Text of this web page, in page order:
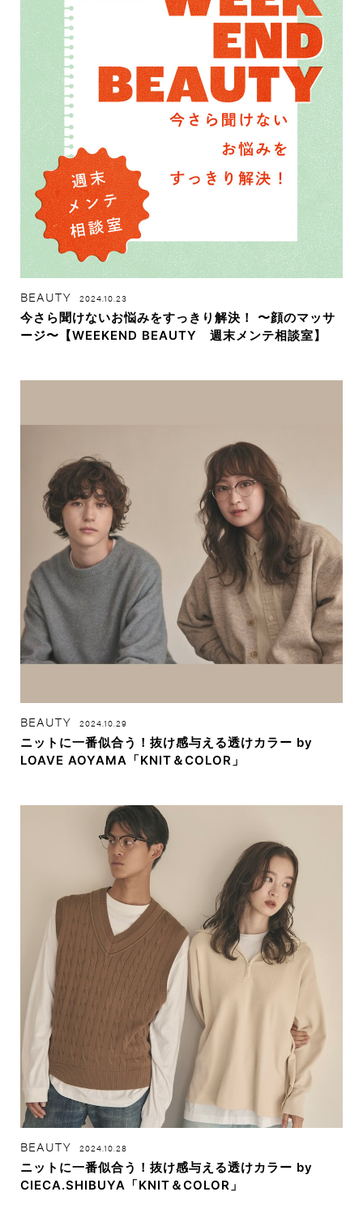
BEAUTY 2024.10.23
今さら聞けないお悩みをすっきり解決！ 〜顔のマッサ
ージ〜【WEEKEND BEAUTY 週末メンテ相談室】
BEAUTY 2024.10.29
ニットに一番似合う！抜け感与える透けカラー by
LOAVE AOYAMA「KNIT＆COLOR」
BEAUTY 2024.10.28
ニットに一番似合う！抜け感与える透けカラー by
CIECA.SHIBUYA「KNIT＆COLOR」